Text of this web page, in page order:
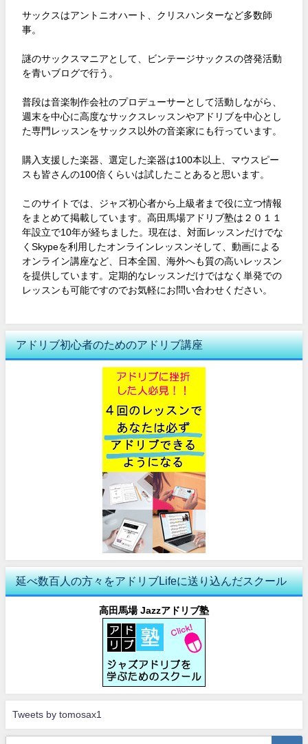
サックスはアントニオハート、クリスハンターなど多数師
事。
謎のサックスマニアとして、ビンテージサックスの啓発活動
を青いブログで行う。
普段は音楽制作会社のプロデューサーとして活動しながら、
週末を中心に高度なサックスレッスンやアドリブを中心とし
た専門レッスンをサックス以外の音楽家にも行っています。
購入支援した楽器、選定した楽器は100本以上、マウスピー
スも皆さんの100倍くらいは試したことあると思います。
このサイトでは、ジャズ初心者から上級者まで役に立つ情報
をまとめて掲載しています。高田馬場アドリブ塾は２０１１
年設立で10年が経ちました。現在は、対面レッスンだけでな
くSkypeを利用したオンラインレッスンそして、動画による
オンライン講座など、日本全国、海外へも質の高いレッスン
を提供しています。定期的なレッスンだけではなく単発での
レッスンも可能ですのでお気軽にお問い合わせください。
アドリブ初心者のためのアドリブ講座
延べ数百人の方々をアドリブLifeに送り込んだスクール
高田馬場 Jazzアドリブ塾
Tweets by tomosax1